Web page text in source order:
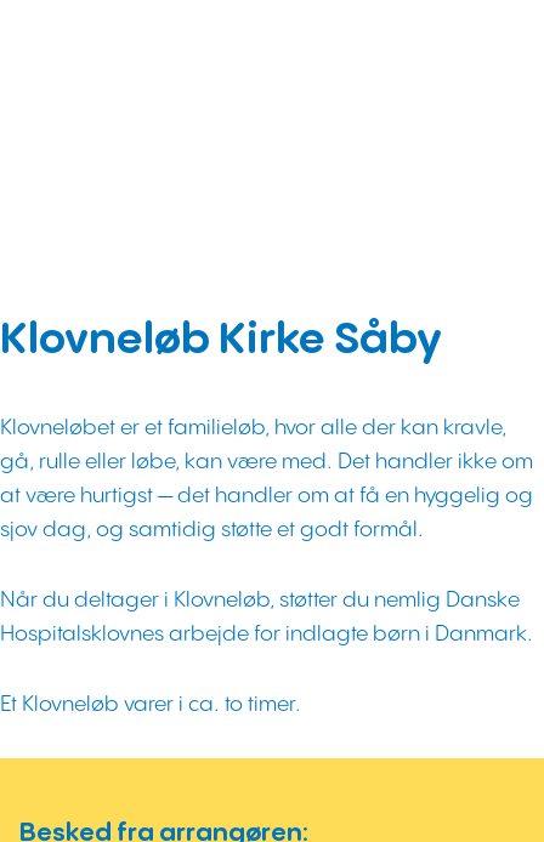
Klovneløb Kirke Såby
Klovneløbet er et familieløb, hvor alle der kan kravle,
gå, rulle eller løbe, kan være med. Det handler ikke om
at være hurtigst — det handler om at få en hyggelig og
sjov dag, og samtidig støtte et godt formål.
Når du deltager i Klovneløb, støtter du nemlig Danske
Hospitalsklovnes arbejde for indlagte børn i Danmark.
Et Klovneløb varer i ca. to timer.
Besked fra arrangøren: